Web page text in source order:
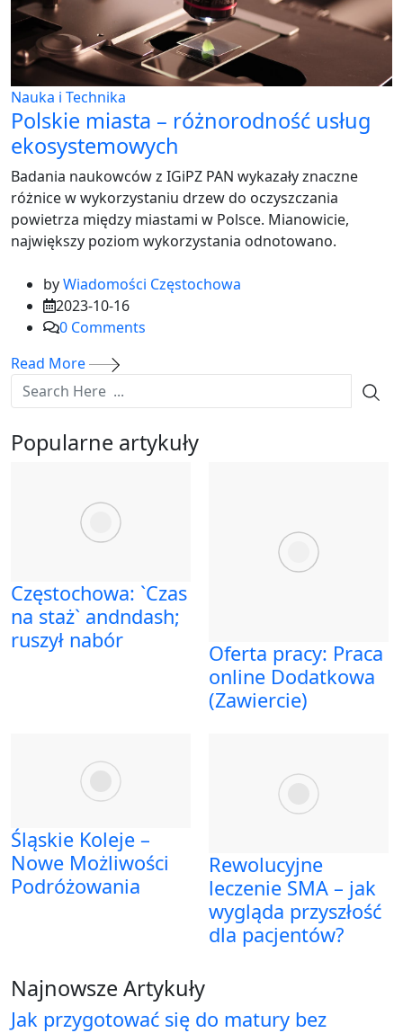
Nauka i Technika
Polskie miasta – różnorodność usług
ekosystemowych
Badania naukowców z IGiPZ PAN wykazały znaczne
różnice w wykorzystaniu drzew do oczyszczania
powietrza między miastami w Polsce. Mianowicie,
największy poziom wykorzystania odnotowano.
byWiadomości Częstochowa
2023-10-16
0 Comments
Read More
Popularne artykuły
Częstochowa: `Czas
na staż` andndash;
ruszył nabór
Oferta pracy: Praca
online Dodatkowa
(Zawiercie)
Śląskie Koleje –
Nowe Możliwości
Podróżowania
Rewolucyjne
leczenie SMA – jak
wygląda przyszłość
dla pacjentów?
Najnowsze Artykuły
Jak przygotować się do matury bez